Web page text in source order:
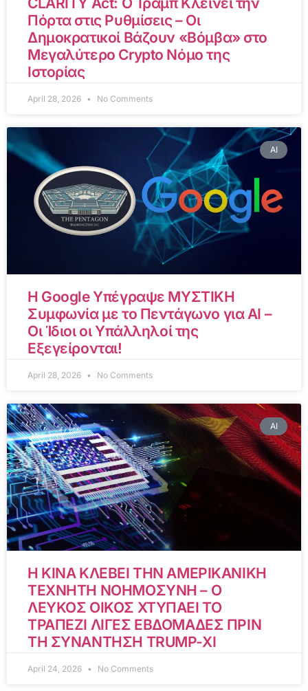
Πόρτα στις Ρυθμίσεις – Οι
Δημοκρατικοί Βάζουν «Βόμβα» στο
Μεγαλύτερο Crypto Νόμο της
Ιστορίας
April 28, 2026 No Comments
AI
Η Google Υπέγραψε ΜΥΣΤΙΚΗ
Συμφωνία με το Πεντάγωνο για AI –
Οι Ίδιοι οι Υπάλληλοί της
Εξεγείρονται!
April 28, 2026 No Comments
AI
Η ΚΙΝΑ ΚΛΕΒΕΙ ΤΗΝ ΑΜΕΡΙΚΑΝΙΚΗ
ΤΕΧΝΗΤΗ ΝΟΗΜΟΣΥΝΗ – Ο
ΛΕΥΚΟΣ ΟΙΚΟΣ ΧΤΥΠΑΕΙ ΤΟ
ΤΡΑΠΕΖΙ ΛΙΓΕΣ ΕΒΔΟΜΑΔΕΣ ΠΡΙΝ
ΤΗ ΣΥΝΑΝΤΗΣΗ TRUMP-XI
April 24, 2026 No Comments